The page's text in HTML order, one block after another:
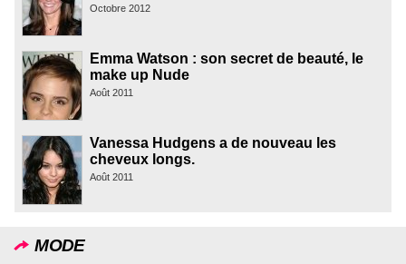
Octobre 2012
Emma Watson : son secret de beauté, le
make up Nude
Août 2011
Vanessa Hudgens a de nouveau les
cheveux longs.
Août 2011
MODE